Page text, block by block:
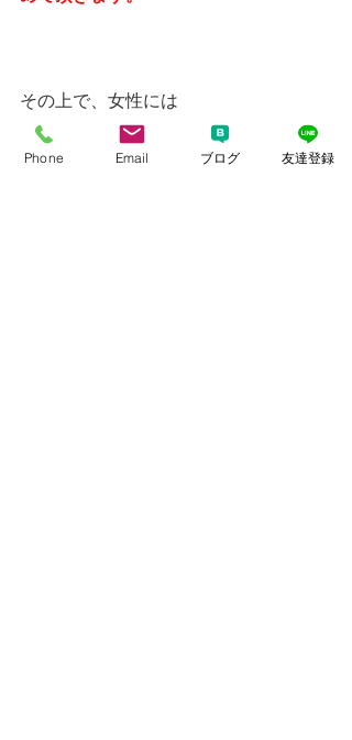
その上で、女性には
６カ月まで交際を続けて来たにも拘わ
Phone Email ブログ 友達登録